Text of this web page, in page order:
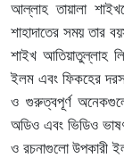
আল্লাহ তায়ালা
শাহাদাতের সময় তার
শাইখ আতিয়াতুল্লাহ
ইলম এবং ফিকহের
ও গুরুত্বপূর্ণ
অডিও এবং ভিডিও
ও রচনাগুলো উপকারী